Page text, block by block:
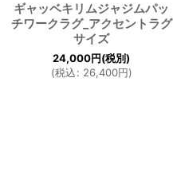
ギャッベキリムジャジムパッ
チワークラグ_アクセントラグ
サイズ
24,000円(税別)
(税込: 26,400円)